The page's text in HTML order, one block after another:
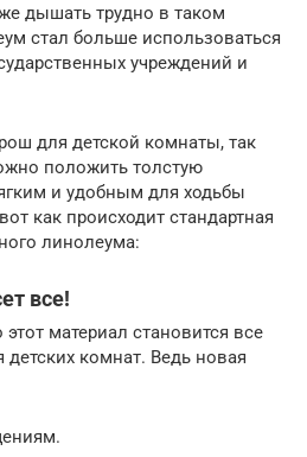
дышать трудно в таком
стал больше использоваться
учреждений и
для детской комнаты, так
положить толстую
и удобным для ходьбы
как происходит стандартная
линолеума:
все!
материал становится все
детских комнат. Ведь новая